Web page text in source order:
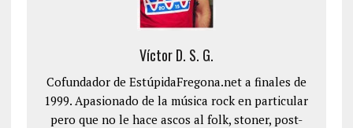
Víctor D. S. G.
Cofundador de EstúpidaFregona.net a finales de
1999. Apasionado de la música rock en particular
pero que no le hace ascos al folk, stoner, post-